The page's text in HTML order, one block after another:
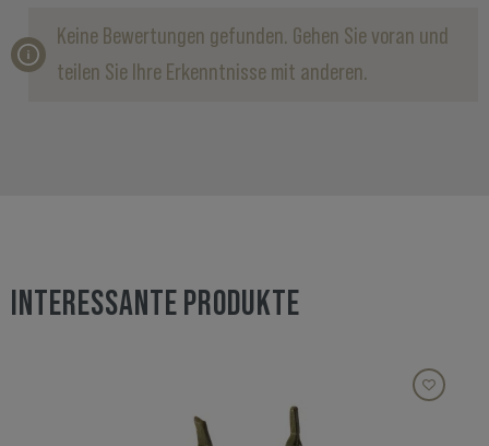
Keine Bewertungen gefunden. Gehen Sie voran und
teilen Sie Ihre Erkenntnisse mit anderen.
INTERESSANTE PRODUKTE